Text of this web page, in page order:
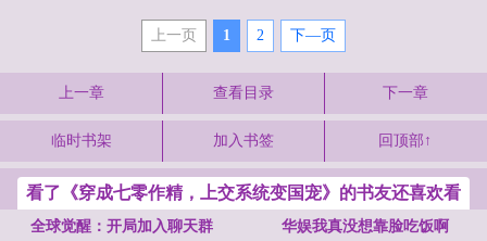
上一页 1 2 下—页
上一章 查看目录 下一章
临时书架 加入书签 回顶部↑
看了《穿成七零作精，上交系统变国宠》的书友还喜欢看
全球觉醒：开局加入聊天群
华娱我真没想靠脸吃饭啊